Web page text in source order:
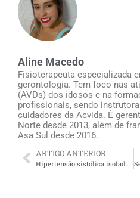
Aline Macedo
Fisioterapeuta especializada
gerontologia. Tem foco nas
(AVDs) dos idosos e na
profissionais, sendo
cuidadores da Acvida. É
Norte desde 2013, além de
Asa Sul desde 2016.
ARTIGO ANTERIOR